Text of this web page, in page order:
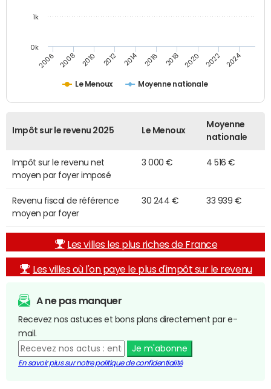
Le Menoux Moyenne nationale
2006 2008 2010 2012 2014 2016 2018 2020 2022 2024
0k
1k
Impôt sur le revenu 2025 Le Menoux
Moyenne
nationale
Impôt sur le revenu net
moyen par foyer imposé
3 000 € 4 516 €
Revenu fiscal de référence
moyen par foyer
30 244 € 33 939 €
Les villes les plus riches de France
Les villes où l'on paye le plus d'impôt sur le revenu
A ne pas manquer
Recevez nos astuces et bons plans directement par e-
mail.
Je m'abonne
En savoir plus sur notre politique de confidentialité